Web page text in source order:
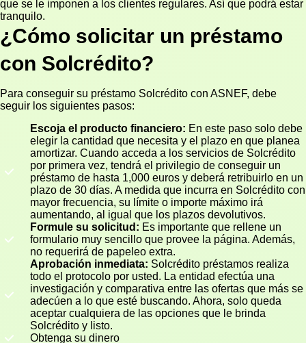
que se le imponen a los clientes regulares. Así que podrá estar
tranquilo.
¿Cómo solicitar un préstamo
con Solcrédito?
Para conseguir su préstamo Solcrédito con ASNEF, debe
seguir los siguientes pasos:
Escoja el producto financiero: En este paso solo debe
elegir la cantidad que necesita y el plazo en que planea
amortizar. Cuando acceda a los servicios de Solcrédito
por primera vez, tendrá el privilegio de conseguir un
préstamo de hasta 1,000 euros y deberá retribuirlo en un
plazo de 30 días. A medida que incurra en Solcrédito con
mayor frecuencia, su límite o importe máximo irá
aumentando, al igual que los plazos devolutivos.
Formule su solicitud: Es importante que rellene un
formulario muy sencillo que provee la página. Además,
no requerirá de papeleo extra.
Aprobación inmediata: Solcrédito préstamos realiza
todo el protocolo por usted. La entidad efectúa una
investigación y comparativa entre las ofertas que más se
adecúen a lo que esté buscando. Ahora, solo queda
aceptar cualquiera de las opciones que le brinda
Solcrédito y listo.
Obtenga su dinero